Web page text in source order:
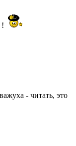
!
- читать, это